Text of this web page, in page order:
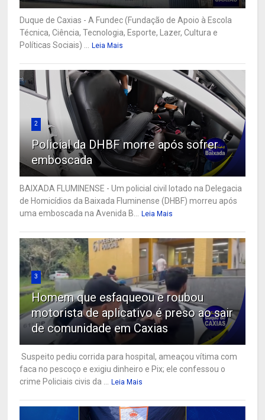
Duque de Caxias - A Fundec (Fundação de Apoio à Escola
Técnica, Ciência, Tecnologia, Esporte, Lazer, Cultura e
Políticas Sociais) ... Leia Mais
2
Policial da DHBF morre após sofrer
emboscada
BAIXADA FLUMINENSE - Um policial civil lotado na Delegacia
de Homicídios da Baixada Fluminense (DHBF) morreu após
uma emboscada na Avenida B... Leia Mais
3
Homem que esfaqueou e roubou
motorista de aplicativo é preso ao sair
de comunidade em Caxias
Suspeito pediu corrida para hospital, ameaçou vítima com
faca no pescoço e exigiu dinheiro e Pix; ele confessou o
crime Policiais civis da ... Leia Mais